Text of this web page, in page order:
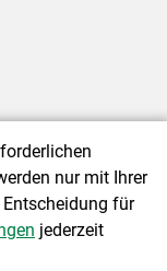
|Barrierefreiheit|
nur mit Ihrer
für
jederzeit